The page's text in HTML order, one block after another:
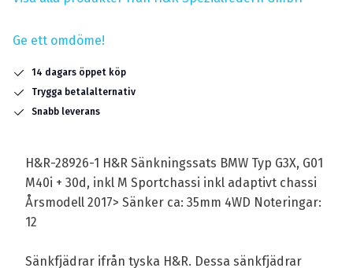
Ge ett omdöme!
14 dagars öppet köp
Trygga betalalternativ
Snabb leverans
H&R-28926-1 H&R Sänkningssats BMW Typ G3X, G01
M40i + 30d, inkl M Sportchassi inkl adaptivt chassi
Årsmodell 2017> Sänker ca: 35mm 4WD Noteringar:
12
Sänkfjädrar ifrån tyska H&R. Dessa sänkfjädrar